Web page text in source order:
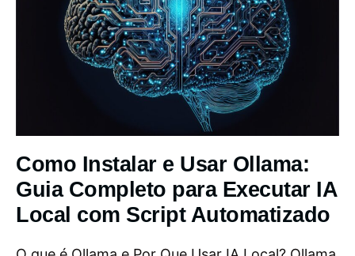
Como Instalar e Usar Ollama:
Guia Completo para Executar IA
Local com Script Automatizado